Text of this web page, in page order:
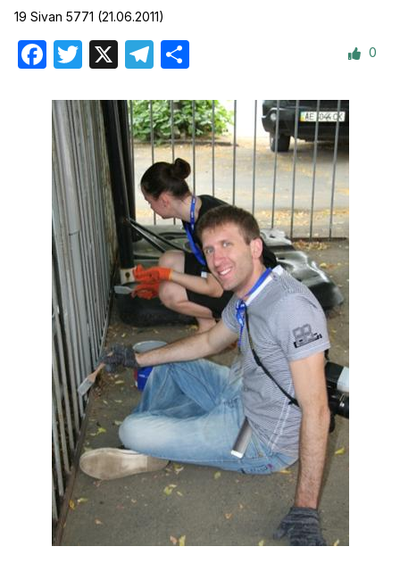
19 Sivan 5771 (21.06.2011)
Facebook
Twitter Telegram 0